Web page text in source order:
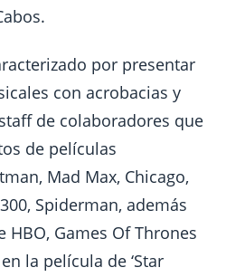
por presentar
con acrobacias y
de colaboradores que
de películas
Mad Max, Chicago,
Spiderman, además
HBO, Games Of Thrones
la película de ‘Star